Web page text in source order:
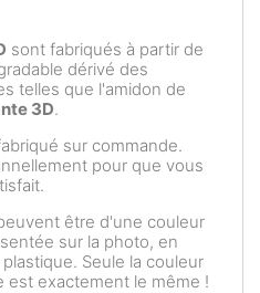
sont fabriqués à partir de
dérivé des
telles que l'amidon de
3D.
sur commande.
pour que vous
être d'une couleur
sur la photo, en
Seule la couleur
exactement le même !